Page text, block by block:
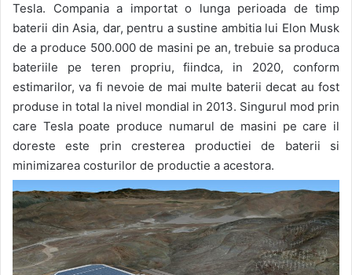
Tesla. Compania a importat o lunga perioada de timp
baterii din Asia, dar, pentru a sustine ambitia lui Elon Musk
de a produce 500.000 de masini pe an, trebuie sa produca
bateriile pe teren propriu, fiindca, in 2020, conform
estimarilor, va fi nevoie de mai multe baterii decat au fost
produse in total la nivel mondial in 2013. Singurul mod prin
care Tesla poate produce numarul de masini pe care il
doreste este prin cresterea productiei de baterii si
minimizarea costurilor de productie a acestora.